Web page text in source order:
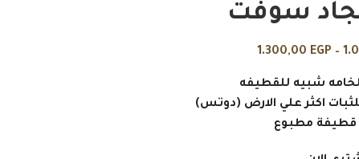
سوفت
–
1.300,00 EGP
شبيه للقطيفه
اكثر علي الارض (دوتس)
: قطيفة مطبوع